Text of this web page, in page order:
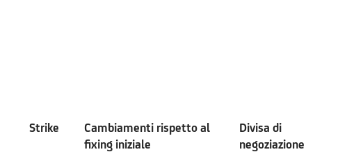
Strike
Cambiamenti rispetto al
fixing iniziale
Divisa di
negoziazione